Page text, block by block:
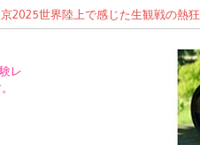
2025世界陸上で感じた生観戦の熱狂
レ